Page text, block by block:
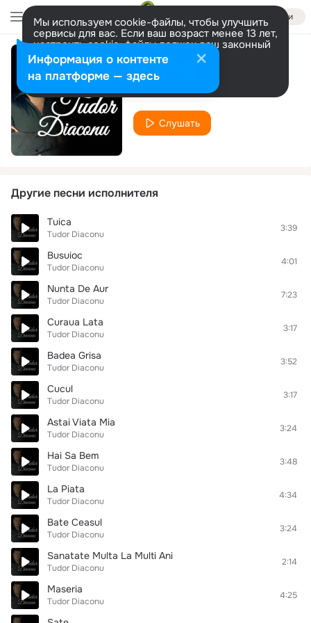
Войти
Мы используем cookie-файлы, чтобы улучшить
сервисы для вас. Если ваш возраст менее 13 лет,
настроить cookie-файлы должен ваш законный
представитель. Больше информации
Разрешить все Настроить
Deschid Fereastra
Tudor Diaconu
Слушать
Другие песни исполнителя
Tuica
Tudor Diaconu
3:39
Busuioc
Tudor Diaconu
4:01
Nunta De Aur
Tudor Diaconu
7:23
Curaua Lata
Tudor Diaconu
3:17
Badea Grisa
Tudor Diaconu
3:52
Cucul
Tudor Diaconu
3:17
Astai Viata Mia
Tudor Diaconu
3:24
Hai Sa Bem
Tudor Diaconu
3:48
La Piata
Tudor Diaconu
4:34
Bate Ceasul
Tudor Diaconu
3:24
Sanatate Multa La Multi Ani
Tudor Diaconu
2:14
Maseria
Tudor Diaconu
4:25
Информация о контенте
на платформе — здесь